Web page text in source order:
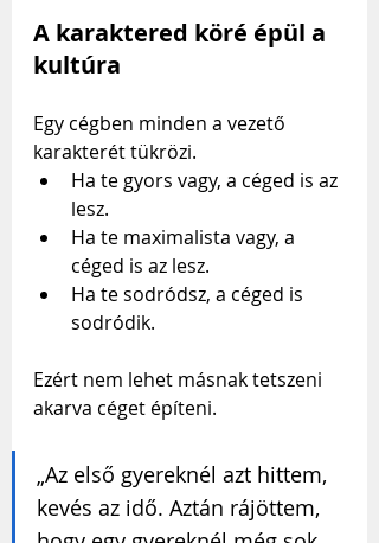
A karaktered köré épül a
kultúra
Egy cégben minden a vezető
karakterét tükrözi.
Ha te gyors vagy, a céged is az
lesz.
Ha te maximalista vagy, a
céged is az lesz.
Ha te sodródsz, a céged is
sodródik.
Ezért nem lehet másnak tetszeni
akarva céget építeni.
„Az első gyereknél azt hittem,
kevés az idő. Aztán rájöttem,